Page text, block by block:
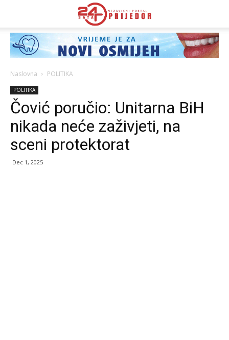
Naslovna POLITIKA
POLITIKA
Čović poručio: Unitarna BiH
nikada neće zaživjeti, na
sceni protektorat
Dec 1, 2025